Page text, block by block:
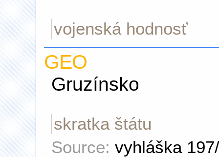
vojenská hodnosť
GEO
Gruzínsko
skratka štátu
Source: vyhláška